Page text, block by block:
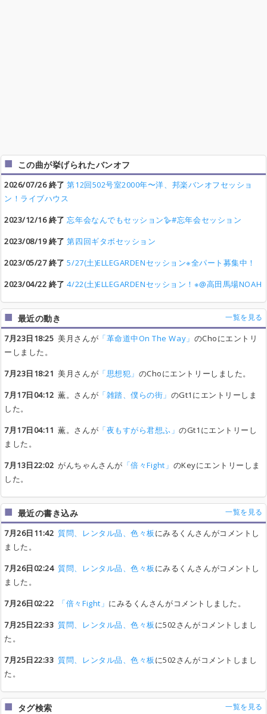
この曲が挙げられたバンオフ
2026/07/26 終了 第12回502号室2000年〜洋、邦楽バンオフセッショ
ン！ライブハウス
2023/12/16 終了 忘年会なんでもセッション🪿#忘年会セッション
2023/08/19 終了 第四回ギタボセッション
2023/05/27 終了 5/27(土)ELLEGARDENセッション※全パート募集中！
2023/04/22 終了 4/22(土)ELLEGARDENセッション！※@高田馬場NOAH
最近の動き 一覧を見る
7月23日18:25 美月さんが 「革命道中On The Way」 のChoにエントリ
ーしました。
7月23日18:21 美月さんが 「思想犯」 のChoにエントリーしました。
7月17日04:12 薫。さんが 「雑踏、僕らの街」 のGt1にエントリーしま
した。
7月17日04:11 薫。さんが 「夜もすがら君想ふ」のGt1にエントリーし
ました。
7月13日22:02 がんちゃんさんが 「倍々Fight」 のKeyにエントリーしま
した。
最近の書き込み 一覧を見る
7月26日11:42 質問、レンタル品、色々板にみるくんさんがコメントし
ました。
7月26日02:24 質問、レンタル品、色々板にみるくんさんがコメントし
ました。
7月26日02:22
「倍々Fight」 にみるくんさんがコメントしました。
7月25日22:33 質問、レンタル品、色々板に502さんがコメントしまし
た。
7月25日22:33 質問、レンタル品、色々板に502さんがコメントしまし
た。
タグ検索 一覧を見る